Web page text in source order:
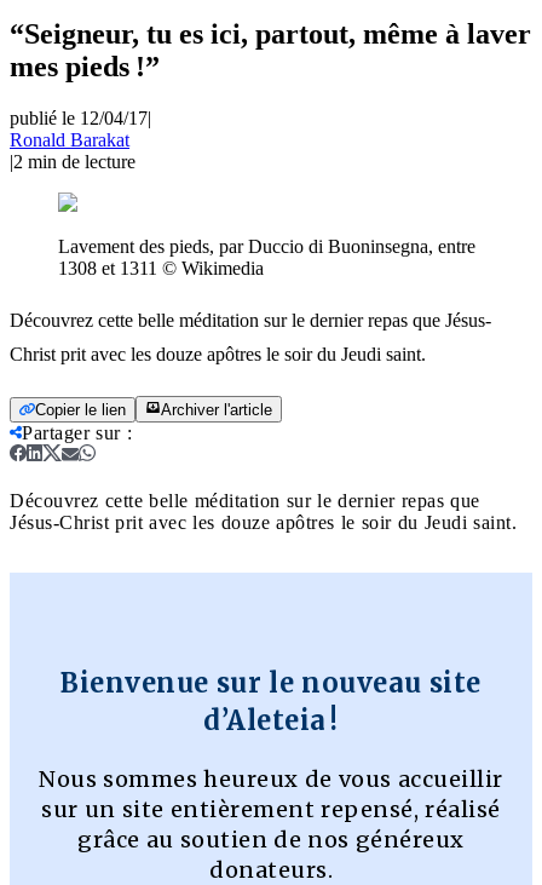
“Seigneur, tu es ici, partout, même à laver
mes pieds !”
publié le 12/04/17|
Ronald Barakat
|2 min de lecture
Lavement des pieds, par Duccio di Buoninsegna, entre
1308 et 1311 © Wikimedia
Découvrez cette belle méditation sur le dernier repas que Jésus-
Christ prit avec les douze apôtres le soir du Jeudi saint.
Copier le lien Archiver l'article
Partager sur:
Découvrez cette belle méditation sur le dernier repas que
Jésus-Christ prit avec les douze apôtres le soir du Jeudi saint.
Bienvenue sur le nouveau site
d’Aleteia !
Nous sommes heureux de vous accueillir
sur un site entièrement repensé, réalisé
grâce au soutien de nos généreux
donateurs.